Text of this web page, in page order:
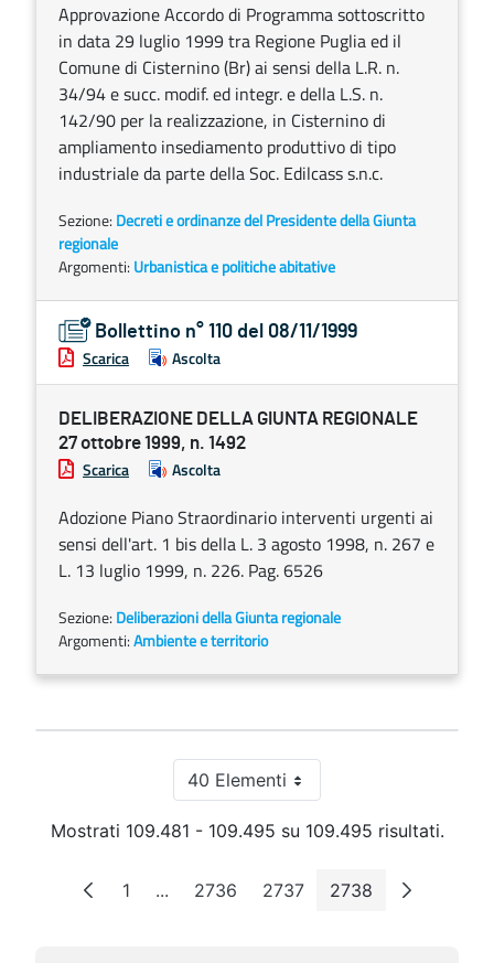
Approvazione Accordo di Programma sottoscritto
in data 29 luglio 1999 tra Regione Puglia ed il
Comune di Cisternino (Br) ai sensi della L.R. n.
34/94 e succ. modif. ed integr. e della L.S. n.
142/90 per la realizzazione, in Cisternino di
ampliamento insediamento produttivo di tipo
industriale da parte della Soc. Edilcass s.n.c.
Sezione: Decreti e ordinanze del Presidente della Giunta
regionale
Argomenti: Urbanistica e politiche abitative
Bollettino n° 110 del 08/11/1999
Scarica Ascolta
DELIBERAZIONE DELLA GIUNTA REGIONALE
27 ottobre 1999, n. 1492
Scarica Ascolta
Adozione Piano Straordinario interventi urgenti ai
sensi dell'art. 1 bis della L. 3 agosto 1998, n. 267 e
L. 13 luglio 1999, n. 226. Pag. 6526
Sezione: Deliberazioni della Giunta regionale
Argomenti:Ambiente e territorio
40 ElementiPer pagina
Mostrati 109.481 - 109.495 su 109.495 risultati.
Pagina
1 ...Pagine intermedie
Pagina
2736 Pagina
2737 Pagina
2738